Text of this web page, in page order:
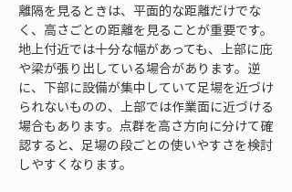
離隔を見るときは、平面的な距離だけでな
く、高さごとの距離を見ることが重要です。
地上付近では十分な幅があっても、上部に庇
や梁が張り出している場合があります。逆
に、下部に設備が集中していて足場を近づけ
られないものの、上部では作業面に近づける
場合もあります。点群を高さ方向に分けて確
認すると、足場の段ごとの使いやすさを検討
しやすくなります。